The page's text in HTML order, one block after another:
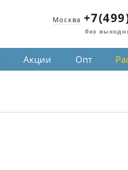
Москва
без
Акции Опт